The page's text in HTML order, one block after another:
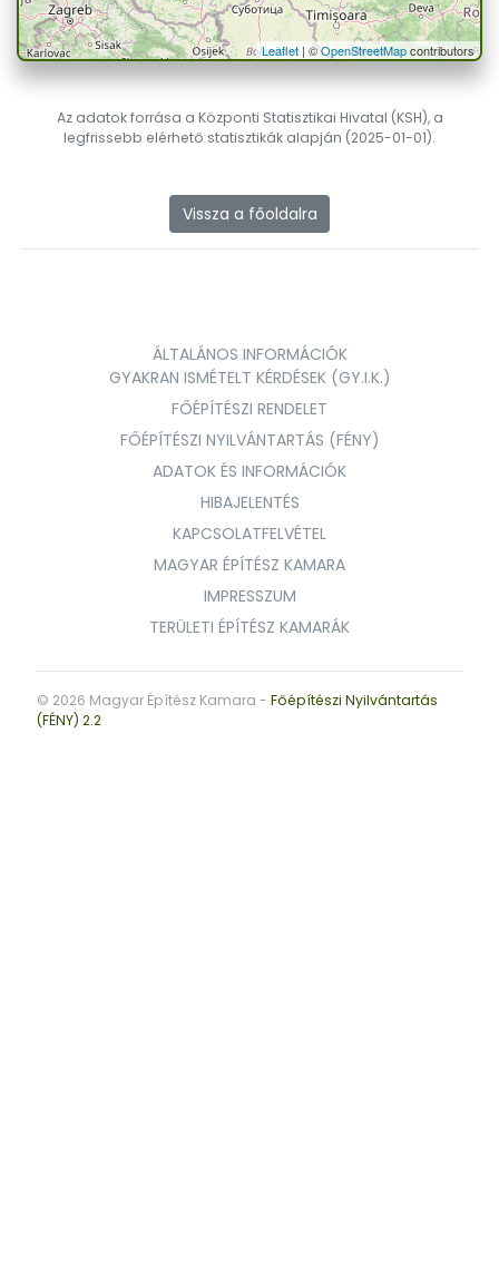
Leaflet| ©OpenStreetMapcontributors
Az adatok forrása a Központi Statisztikai Hivatal (KSH), a
legfrissebb elérhető statisztikák alapján (2025-01-01).
Vissza a főoldalra
ÁLTALÁNOS INFORMÁCIÓK
GYAKRAN ISMÉTELT KÉRDÉSEK (GY.I.K.)
FŐÉPÍTÉSZI RENDELET
FŐÉPÍTÉSZI NYILVÁNTARTÁS (FÉNY)
ADATOK ÉS INFORMÁCIÓK
HIBAJELENTÉS
KAPCSOLATFELVÉTEL
MAGYAR ÉPÍTÉSZ KAMARA
IMPRESSZUM
TERÜLETI ÉPÍTÉSZ KAMARÁK
© 2026 Magyar Építész Kamara - Főépítészi Nyilvántartás
(FÉNY) 2.2